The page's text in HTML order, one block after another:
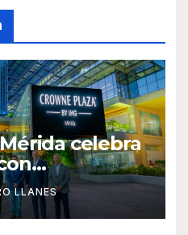
celebra
su
nueva
LLANES